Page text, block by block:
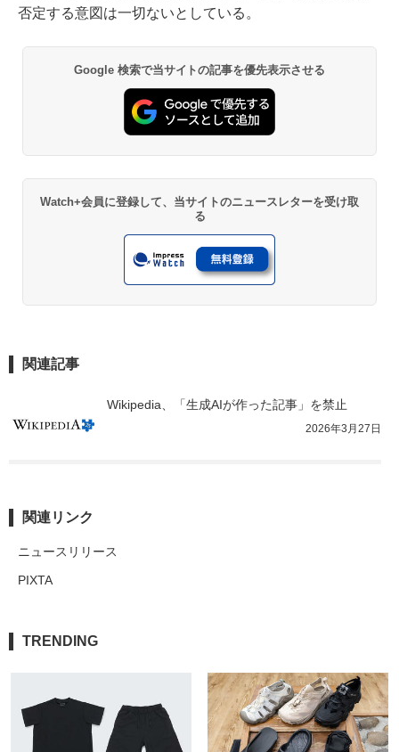
否定する意図は一切ないとしている。
Google 検索で当サイトの記事を優先表示させる
Watch+会員に登録して、当サイトのニュースレターを受け取
る
関連記事
Wikipedia、「生成AIが作った記事」を禁止
2026年3月27日
関連リンク
ニュースリリース
PIXTA
TRENDING